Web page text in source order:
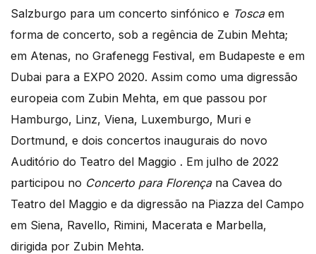
Salzburgo para um concerto sinfónico e Toscaem
forma de concerto, sob a regência de Zubin Mehta;
em Atenas, no Grafenegg Festival, em Budapeste e em
Dubai para a EXPO 2020. Assim como uma digressão
europeia com Zubin Mehta, em que passou por
Hamburgo, Linz, Viena, Luxemburgo, Muri e
Dortmund, e dois concertos inaugurais do novo
Auditório do Teatro del Maggio . Em julho de 2022
participou no Concerto para Florençana Cavea do
Teatro del Maggio e da digressão na Piazza del Campo
em Siena, Ravello, Rimini, Macerata e Marbella,
dirigida por Zubin Mehta.